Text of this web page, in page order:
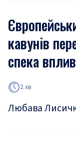
кавунів
спека
2 хв
Любава